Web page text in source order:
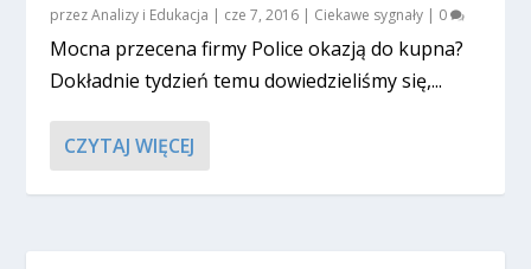
przezAnalizy i Edukacja | cze 7, 2016 | Ciekawe sygnały | 0
Mocna przecena firmy Police okazją do kupna?
Dokładnie tydzień temu dowiedzieliśmy się,...
CZYTAJ WIĘCEJ